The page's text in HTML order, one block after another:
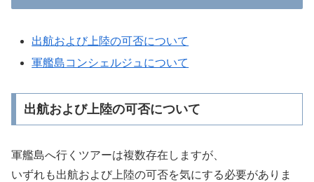
出航および上陸の可否について
軍艦島コンシェルジュについて
出航および上陸の可否について
軍艦島へ行くツアーは複数存在しますが、
いずれも出航および上陸の可否を気にする必要がありま